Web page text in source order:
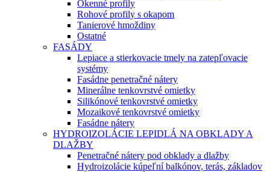
Okenné profily
Rohové profily s okapom
Tanierové hmoždiny
Ostatné
FASÁDY
Lepiace a stierkovacie tmely na zatepľovacie
systémy
Fasádne penetračné nátery
Minerálne tenkovrstvé omietky
Silikónové tenkovrstvé omietky
Mozaikové tenkovrstvé omietky
Fasádne nátery
HYDROIZOLÁCIE LEPIDLÁ NA OBKLADY A
DLAŽBY
Penetračné nátery pod obklady a dlažby
Hydroizolácie kúpeľní balkónov, terás, základov